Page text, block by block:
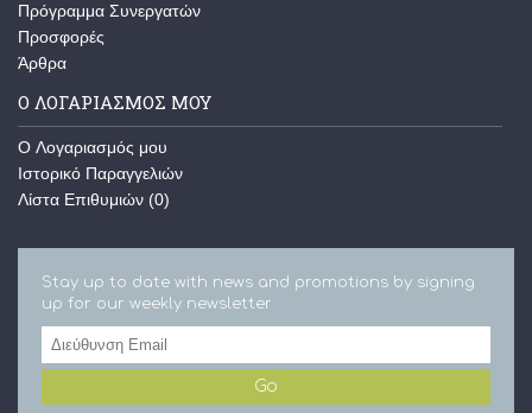
Πρόγραμμα Συνεργατών
Προσφορές
Άρθρα
Ο ΛΟΓΑΡΙΑΣΜΌΣ ΜΟΥ
O Λογαριασμός μου
Ιστορικό Παραγγελιών
Λίστα Επιθυμιών (0)
Stay up to date with news and promotions by signing
up for our weekly newsletter
Go